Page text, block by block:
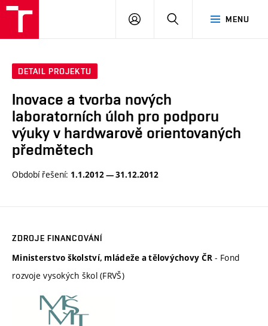
MENU
PŘIHLÁSIT
DETAIL PROJEKTU
Inovace a tvorba nových
laboratorních úloh pro podporu
výuky v hardwarově orientovaných
předmětech
Období řešení: 1.1.2012 — 31.12.2012
ZDROJE FINANCOVÁNÍ
Ministerstvo školství, mládeže a tělovýchovy ČR - Fond
rozvoje vysokých škol (FRVŠ)